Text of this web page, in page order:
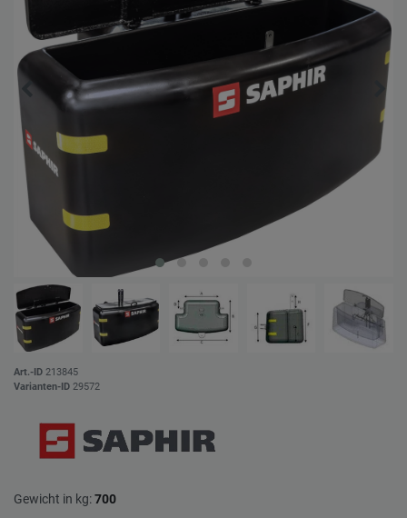
Art.-ID 213845
Varianten-ID 29572
Gewicht in kg:700